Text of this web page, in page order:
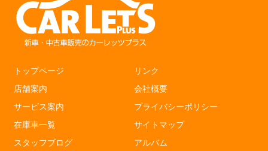
トップページ
店舗案内
サービス案内
在庫車一覧
スタッフブログ
リンク
会社概要
プライバシーポリシー
サイトマップ
アルバム